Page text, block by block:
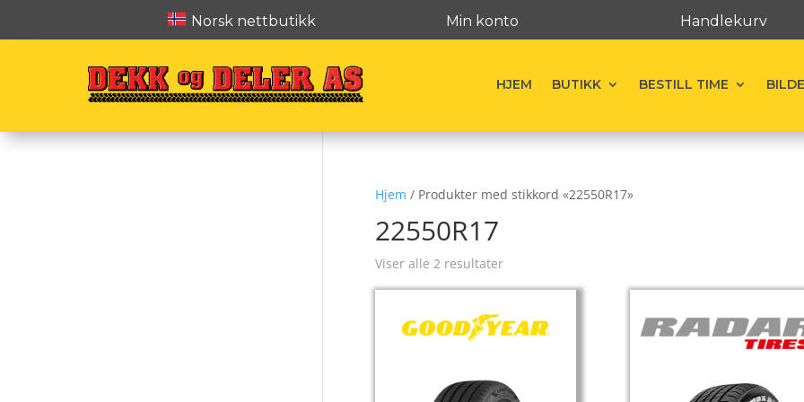
Norsk nettbutikk Min konto Handlekurv
HJEM BUTIKK BESTILL TIME
Hjem / Produkter med stikkord «22550R17»
22550R17
Viser alle 2 resultater